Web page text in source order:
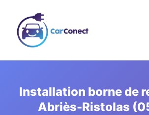
Installation borne de
Abriès-Ristolas